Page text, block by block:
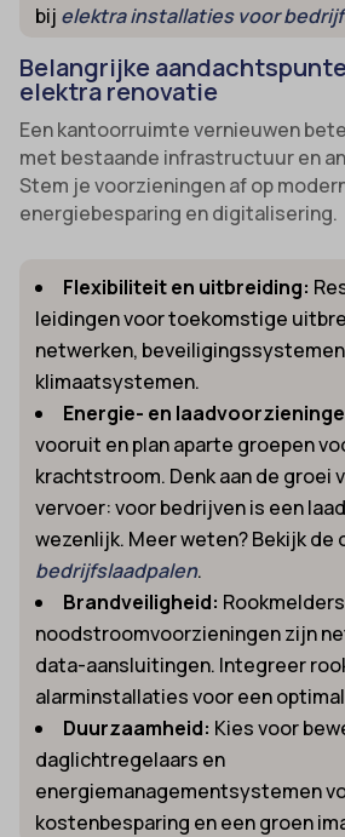
bij elektra installaties voor
Belangrijke
elektra renovatie
Een kantoorruimte vernieuwen
met bestaande infrastructuur en
Stem je voorzieningen af op
energiebesparing en digitalisering.
Flexibiliteit en uitbreiding:
leidingen voor toekomstige
netwerken,
klimaatsystemen.
Energie- en
vooruit en plan aparte groepen
krachtstroom. Denk aan de groei
vervoer: voor bedrijven is een
wezenlijk. Meer weten? Bekijk de
bedrijfslaadpalen.
Brandveiligheid:
noodstroomvoorzieningen zijn
data-aansluitingen. Integreer
alarminstallaties voor een
Duurzaamheid: Kies voor
daglichtregelaars en
energiemanagementsystemen
kostenbesparing en een groen